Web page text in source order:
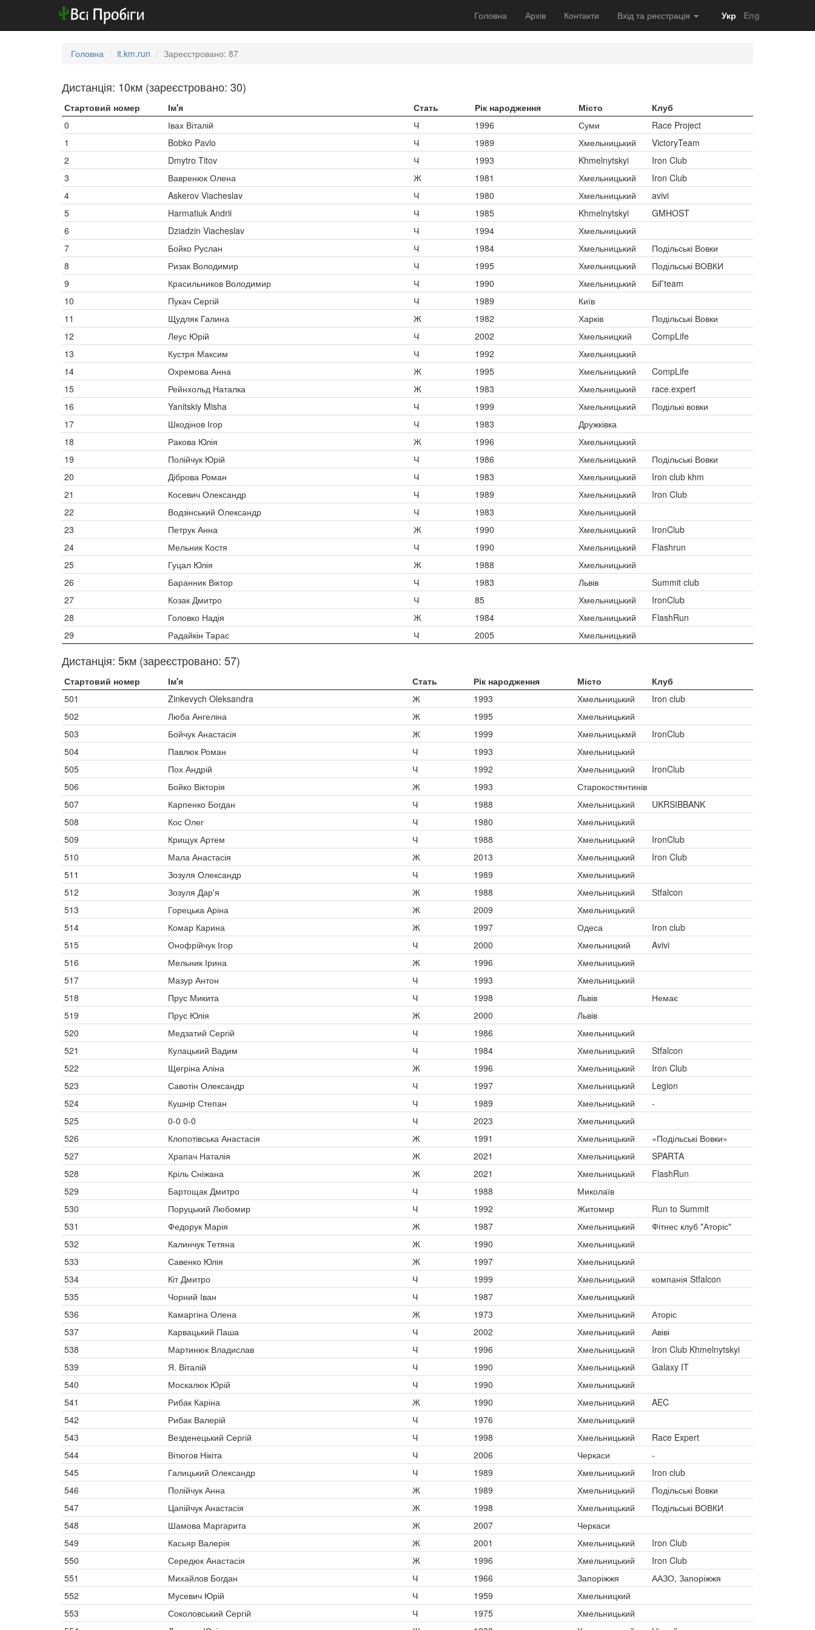
Головна Архів Контакти Вхід та реєстрація Укр Eng
Головна it.km.run Зареєстровано: 87
Дистанція: 10км (зареєстровано: 30)
Стартовий номер Ім'я Стать Рік народження Місто
Клуб
0
Івах Віталій Ч 1996 Суми
Race Project
1
Bobko Pavlo Ч 1989 Хмельницький
VictoryTeam
2
Dmytro Titov Ч 1993 Khmelnytskyi
Iron Club
3
Вавренюк Олена Ж 1981 Хмельницький
Iron Club
4
Askerov Viacheslav Ч 1980 Хмельницький
avivi
5
Harmatiuk Andrii Ч 1985 Khmelnytskyi
GMHOST
6
Dziadzin Viacheslav Ч 1994
Хмельницький
7
Бойко Руслан Ч 1984 Хмельницький
Подільські Вовки
8
Ризак Володимир Ч 1995 Хмельницький
Подільські ВОВКИ
9
Красильников Володимир Ч 1990 Хмельницький
БіГteam
10
Пукач Сергій Ч 1989
Київ
11
Щудляк Галина Ж 1982 Харків
Подільські Вовки
12
Леус Юрій Ч 2002 Хмельницкий
CompLife
13
Кустря Максим Ч 1992
Хмельницький
14
Охремова Анна Ж 1995 Хмельницький
CompLife
15
Рейнхольд Наталка Ж 1983 Хмельницький
race.expert
16
Yanitskiy Misha Ч 1999 Хмельницький
Подількі вовки
17
Шкодінов Ігор Ч 1983
Дружківка
18
Ракова Юлія Ж 1996
Хмельницький
19
Полійчук Юрій Ч 1986 Хмельницький
Подільські Вовки
20
Діброва Роман Ч 1983 Хмельницький
Iron club khm
21
Косевич Олександр Ч 1989 Хмельницький
Iron Club
22
Водзінський Олександр Ч 1983
Хмельницький
23
Петрук Анна Ж 1990 Хмельницький
IronClub
24
Мельник Костя Ч 1990 Хмельницький
Flashrun
25
Гуцал Юлія Ж 1988
Хмельницький
26
Баранник Віктор Ч 1983 Львів
Summit club
27
Козак Дмитро Ч 85 Хмельницький
IronClub
28
Головко Надія Ж 1984 Хмельницький
FlashRun
29
Радайкін Тарас Ч 2005 Хмельницький
Дистанція: 5км (зареєстровано: 57)
Стартовий номер Ім'я Стать Рік народження Місто
Клуб
501
Zinkevych Oleksandra Ж 1993 Хмельницький
Iron club
502
Люба Ангеліна Ж 1995
Хмельницький
503
Бойчук Анастасія Ж 1999 Хмельницькмй
IronClub
504
Павлюк Роман Ч 1993
Хмельницький
505
Пох Андрій Ч 1992 Хмельницький
IronClub
506
Бойко Вікторія Ж 1993
Старокостянтинів
507
Карпенко Богдан Ч 1988 Хмельницький
UKRSIBBANK
508
Кос Олег Ч 1980
Хмельницький
509
Крищук Артем Ч 1988 Хмельницький
IronClub
510
Мала Анастасія Ж 2013 Хмельницький
Iron Club
511
Зозуля Олександр Ч 1989
Хмельницький
512
Зозуля Дар'я Ж 1988 Хмельницький
Stfalcon
513
Горецька Аріна Ж 2009
Хмельницький
514
Комар Карина Ж 1997 Одеса
Iron club
515
Онофрійчук Ігор Ч 2000 Хмельницкий
Avivi
516
Мельник Ірина Ж 1996
Хмельницький
517
Мазур Антон Ч 1993
Хмельницький
518
Прус Микита Ч 1998 Львів
Немає
519
Прус Юлія Ж 2000
Львів
520
Медзатий Сергій Ч 1986
Хмельницький
521
Кулацький Вадим Ч 1984 Хмельницький
Stfalcon
522
Щегріна Аліна Ж 1996 Хмельницький
Iron Club
523
Савотін Олександр Ч 1997 Хмельницький
Legion
524
Кушнір Степан Ч 1989 Хмельницький
-
525
0-0 0-0 Ч 2023
Хмельницький
526
Клопотівська Анастасія Ж 1991 Хмельницький
«Подільські Вовки»
527
Храпач Наталія Ж 2021 Хмельницький
SPARTA
528
Кріль Сніжана Ж 2021 Хмельницький
FlashRun
529
Бартощак Дмитро Ч 1988
Миколаїв
530
Поруцький Любомир Ч 1992 Житомир
Run to Summit
531
Федорук Марія Ж 1987 Хмельницький
Фітнес клуб "Аторіс"
532
Калинчук Тетяна Ж 1990
Хмельницький
533
Савенко Юлія Ж 1997
Хмельницький
534
Кіт Дмитро Ч 1999 Хмельницький
компанія Stfalcon
535
Чорний Іван Ч 1987
Хмельницький
536
Камаргіна Олена Ж 1973 Хмельницький
Аторіс
537
Карвацький Паша Ч 2002 Хмельницький
Авіві
538
Мартинюк Владислав Ч 1996 Хмельницький
Iron Club Khmelnytskyi
539
Я. Віталій Ч 1990 Хмельницький
Galaxy IT
540
Москалюк Юрій Ч 1990
Хмельницький
541
Рибак Каріна Ж 1990 Хмельницький
AEC
542
Рибак Валерій Ч 1976
Хмельницький
543
Везденецький Сергій Ч 1998 Хмельницький
Race Expert
544
Вітюгов Нікіта Ч 2006 Черкаси
-
545
Галицький Олександр Ч 1989 Хмельницький
Iron club
546
Полійчук Анна Ж 1989 Хмельницький
Подільські Вовки
547
Цапійчук Анастасія Ж 1998 Хмельницький
Подільські ВОВКИ
548
Шамова Маргарита Ж 2007
Черкаси
549
Касьяр Валерія Ж 2001 Хмельницький
Iron Club
550
Середюк Анастасія Ж 1996 Хмельницький
Iron Club
551
Михайлов Богдан Ч 1966 Запоріжжя
ААЗО, Запоріжжя
552
Мусевич Юрій Ч 1959
Хмельницкий
553
Соколовський Сергій Ч 1975
Хмельницький